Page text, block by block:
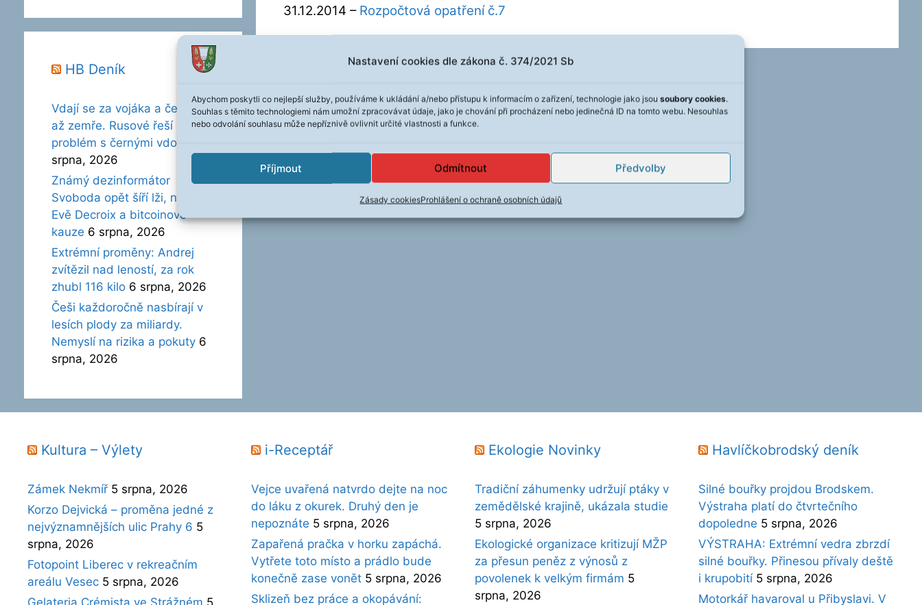
Nastavení cookies dle zákona č. 374/2021 Sb
Abychom poskytli co nejlepší služby, používáme k ukládání a/nebo přístupu k informacím o zařízení, technologie jako jsou soubory cookies.
Souhlas s těmito technologiemi nám umožní zpracovávat údaje, jako je chování při procházení nebo jedinečná ID na tomto webu. Nesouhlas
nebo odvolání souhlasu může nepříznivě ovlivnit určité vlastnosti a funkce.
Příjmout Odmítnout Předvolby
Zásady cookiesProhlášení o ochraně osobních údajů
31.12.2014 – Rozpočtová opatření č.7
HB Deník
Vdají se za vojáka a čekají,
až zemře. Rusové řeší
problém s černými vdovami
srpna, 2026
Známý dezinformátor
Svoboda opět šíří lži, nyní o
Evě Decroix a bitcoinové
kauze 6 srpna, 2026
Extrémní proměny: Andrej
zvítězil nad leností, za rok
zhubl 116 kilo 6 srpna, 2026
Češi každoročně nasbírají v
lesích plody za miliardy.
Nemyslí na rizika a pokuty 6
srpna, 2026
Kultura – Výlety
Zámek Nekmíř 5 srpna, 2026
Korzo Dejvická – proměna jedné z
nejvýznamnějších ulic Prahy 6 5
srpna, 2026
Fotopoint Liberec v rekreačním
areálu Vesec 5 srpna, 2026
Gelateria Crémista ve Strážném 5
i-Receptář
Vejce uvařená natvrdo dejte na noc
do láku z okurek. Druhý den je
nepoznáte 5 srpna, 2026
Zapařená pračka v horku zapáchá.
Vytřete toto místo a prádlo bude
konečně zase vonět 5 srpna, 2026
Sklizeň bez práce a okopávání:
Ekologie Novinky
Tradiční záhumenky udržují ptáky v
zemědělské krajině, ukázala studie
5 srpna, 2026
Ekologické organizace kritizují MŽP
za přesun peněz z výnosů z
povolenek k velkým firmám 5
srpna, 2026
Havlíčkobrodský deník
Silné bouřky projdou Brodskem.
Výstraha platí do čtvrtečního
dopoledne 5 srpna, 2026
VÝSTRAHA: Extrémní vedra zbrzdí
silné bouřky. Přinesou přívaly deště
i krupobití 5 srpna, 2026
Motorkář havaroval u Přibyslavi. V